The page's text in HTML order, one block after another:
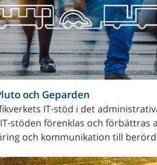
och Geparden
IT-stöd i det
stöden förenklas och förbättras
och kommunikation till